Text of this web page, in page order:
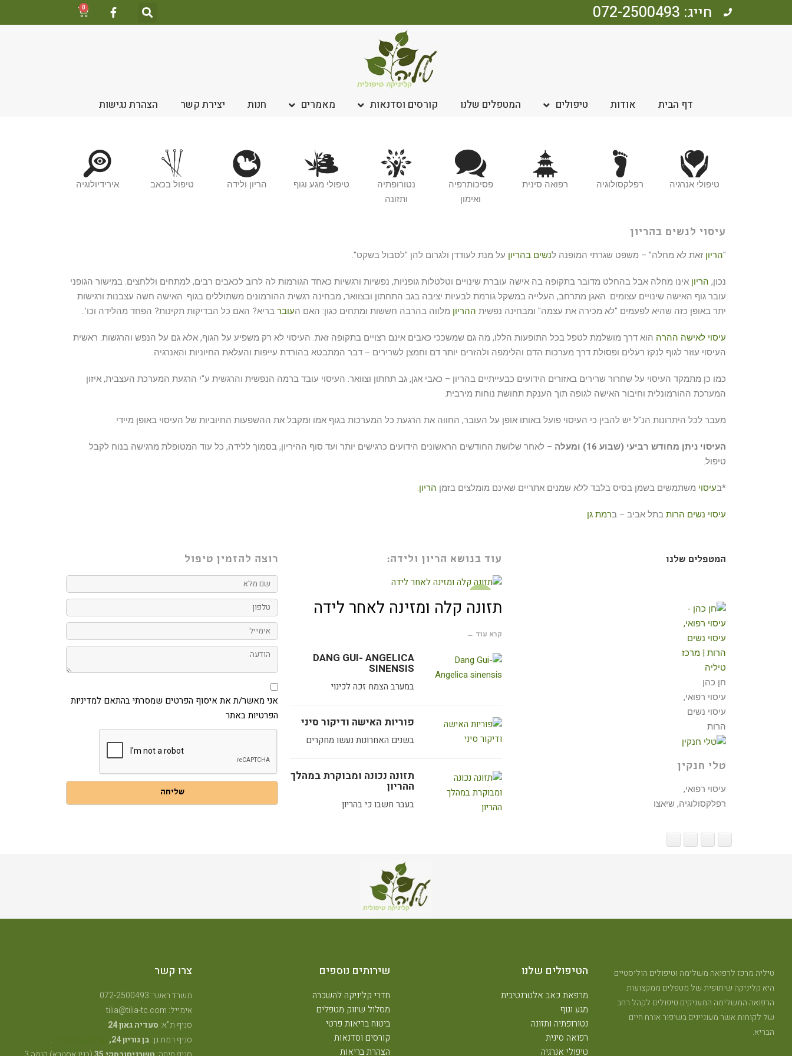
חייג: 072-2500493 0
דף הבית אודות טיפולים המטפלים שלנו קורסים וסדנאות מאמרים חנות יצירת קשר הצהרת נגישות
טיפולי אנרגיה רפלקסולוגיה רפואה סינית
פסיכותרפיה
ואימון
נטורופתיה
ותזונה
טיפולי מגע וגוף הריון ולידה טיפול בכאב אירידיולוגיה
עיסוי לנשים בהריון
"הריון זאת לא מחלה" – משפט שגרתי המופנה לנשים בהריון על מנת לעודדן ולגרום להן "לסבול בשקט".
נכון, הריון אינו מחלה אבל בהחלט מדובר בתקופה בה אישה עוברת שינויים וטלטלות גופניות, נפשיות ורגשיות כאחד הגורמות לה לרוב לכאבים רבים, למתחים וללחצים. במישור הגופני
עובר גוף האישה שינויים עצומים: האגן מתרחב, העלייה במשקל גורמת לבעיות יציבה בגב התחתון ובצוואר, מבחינה רגשית ההורמונים משתוללים בגוף: האישה חשה עצבנות ורגישות
יתר באופן כזה שהיא לפעמים "לא מכירה את עצמה" ומבחינה נפשית ההריון מלווה בהרבה חששות ומתחים כגון: האם העובר בריא? האם כל הבדיקות תקינות? הפחד מהלידה וכו'..
עיסוי לאישה ההרה הוא דרך מושלמת לטפל בכל התופעות הללו, מה גם שמשככי כאבים אינם רצויים בתקופה זאת. העיסוי לא רק משפיע על הגוף, אלא גם על הנפש והרגשות. ראשית
העיסוי עוזר לגוף לנקז רעלים ופסולת דרך מערכות הדם והלימפה ולהזרים יותר דם וחמצן לשרירים – דבר המתבטא בהורדת עייפות והעלאת החיוניות והאנרגיה.
כמו כן מתמקד העיסוי על שחרור שרירים באזורים הידועים כבעייתיים בהריון – כאבי אגן, גב תחתון וצוואר. העיסוי עובד ברמה הנפשית והרגשית ע"י הרגעת המערכת העצבית, איזון
המערכת ההורמונלית וחיבור האישה לגופה תוך הענקת תחושת נוחות מירבית.
מעבר לכל היתרונות הנ"ל יש להבין כי העיסוי פועל באותו אופן על העובר, החווה את הרגעת כל המערכות בגוף אמו ומקבל את ההשפעות החיוביות של העיסוי באופן מיידי.
העיסוי ניתן מחודש רביעי (שבוע 16) ומעלה
– לאחר שלושת החודשים הראשונים הידועים כרגישים יותר ועד סוף ההיריון, בסמוך ללידה, כל עוד המטופלת מרגישה בנוח לקבל
טיפול.
*בעיסוי משתמשים בשמן בסיס בלבד ללא שמנים אתריים שאינם מומלצים בזמן הריון.
עיסוי נשים הרות בתל אביב – ברמת גן
המטפלים שלנו
חן כהן
עיסוי רפואי,
עיסוי נשים
הרות
טלי חנקין
עיסוי רפואי,
רפלקסולוגיה, שיאצו
עוד בנושא הריון ולידה:
תזונה קלה ומזינה לאחר לידה
קרא עוד ←
DANG GUI- ANGELICA
SINENSIS
במערב הצמח זכה לכינוי
פוריות האישה ודיקור סיני
בשנים האחרונות נעשו מחקרים
תזונה נכונה ומבוקרת במהלך
ההריון
בעבר חשבו כי בהריון
רוצה להזמין טיפול
שם
מלא
טלפון
אימייל
הודעה
אני
מאשר/ת
את
הפרטים
שמסרתי
באתר
אני מאשר/ת את איסוף הפרטים שמסרתי בהתאם למדיניות
הפרטיות באתר
שליחה
טיליה מרכז לרפואה משלימה וטיפולים הוליסטיים
היא קליניקה שיתופית של מטפלים ממקצועות
הרפואה המשלימה המעניקים טיפולים לקהל רחב
של לקוחות אשר מעוניינים בשיפור אורח חיים
הבריא.
הטיפולים שלנו
מרפאת כאב אלטרנטיבית
מגע וגוף
נטורופתיה ותזונה
רפואה סינית
טיפולי אנרגיה
שירותים נוספים
חדרי קליניקה להשכרה
מסלול שיווק מטפלים
ביטוח בריאות פרטי
קורסים וסדנאות
הצהרת בריאות
צרו קשר
משרד ראשי: 072-2500493
אימייל: tilia@tilia-tc.com
סניף ת"א: סעדיה גאון 24
סניף רמת גן: בן גוריון 24,
.